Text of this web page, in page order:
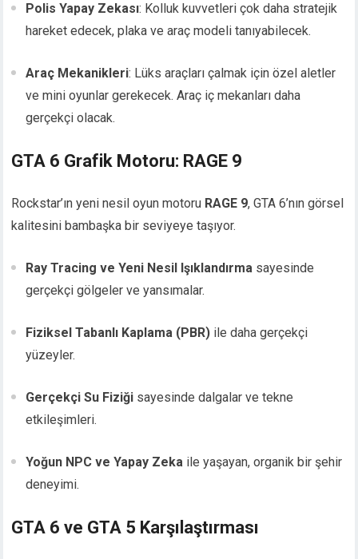
Polis Yapay Zekası: Kolluk kuvvetleri çok daha stratejik
hareket edecek, plaka ve araç modeli tanıyabilecek.
Araç Mekanikleri: Lüks araçları çalmak için özel aletler
ve mini oyunlar gerekecek. Araç iç mekanları daha
gerçekçi olacak.
GTA 6 Grafik Motoru: RAGE 9
Rockstar’ın yeni nesil oyun motoru RAGE 9, GTA 6’nın görsel
kalitesini bambaşka bir seviyeye taşıyor.
Ray Tracing ve Yeni Nesil Işıklandırma sayesinde
gerçekçi gölgeler ve yansımalar.
Fiziksel Tabanlı Kaplama (PBR) ile daha gerçekçi
yüzeyler.
Gerçekçi Su Fiziği sayesinde dalgalar ve tekne
etkileşimleri.
Yoğun NPC ve Yapay Zeka ile yaşayan, organik bir şehir
deneyimi.
GTA 6 ve GTA 5 Karşılaştırması